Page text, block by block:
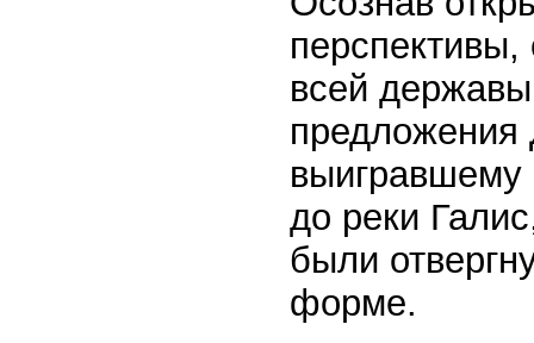
всей
предложения
выигравшему
до реки
были
форме.